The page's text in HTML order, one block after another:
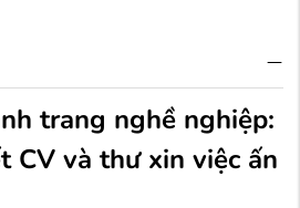
trang nghề nghiệp:
CV và thư xin việc ấn